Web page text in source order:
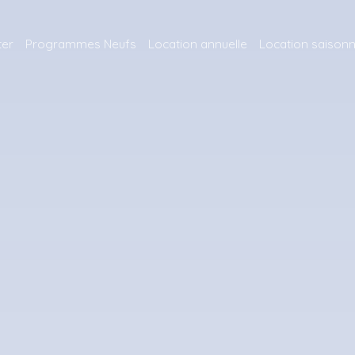
Programmes Neufs Location annuelle Location